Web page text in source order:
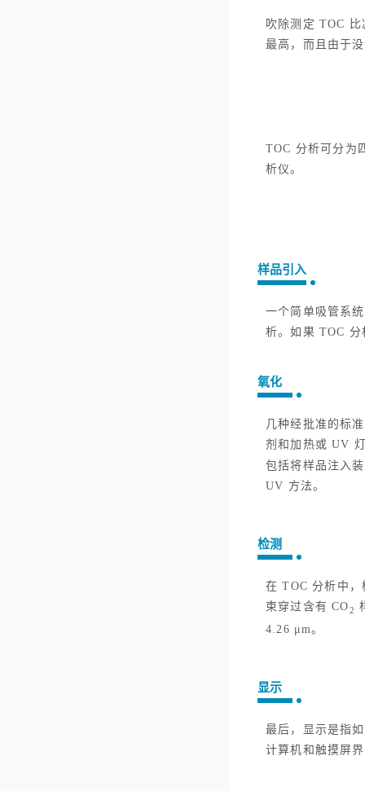
吹除测定 TOC
最高，而且由于
TOC 分析可分为
析仪。
样品引入
一个简单吸管系
析。如果 TOC 分
氧化
几种经批准的标
剂和加热或 UV
包括将样品注入
UV 方法。
检测
在 TOC 分析中
束穿过含有 CO2
4.26 μm。
显示
最后，显示是指
计算机和触摸屏